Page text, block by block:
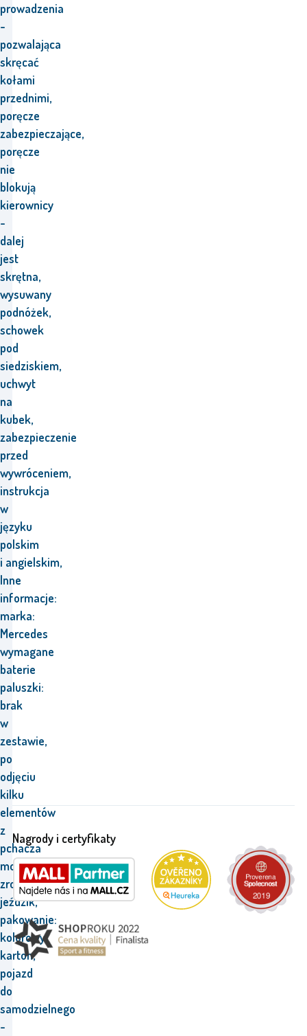
prowadzenia
-
pozwalająca
skręcać
kołami
przednimi,
poręcze
zabezpieczające,
poręcze
nie
blokują
kierownicy
-
dalej
jest
skrętna,
wysuwany
podnóżek,
schowek
pod
siedziskiem,
uchwyt
na
kubek,
zabezpieczenie
przed
wywróceniem,
instrukcja
w
języku
polskim
i angielskim,
Inne
informacje:
marka:
Mercedes
wymagane
baterie
paluszki:
brak
w
zestawie,
po
odjęciu
kilku
elementów
z
pchacza
można
zrobić
jeździk,
pakowanie:
kolorowy
karton,
pojazd
do
samodzielnego
-
Nagrody i certyfikaty